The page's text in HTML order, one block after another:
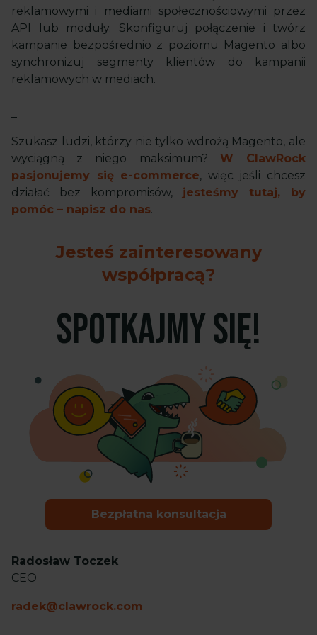
reklamowymi i mediami społecznościowymi przez
API lub moduły. Skonfiguruj połączenie i twórz
kampanie bezpośrednio z poziomu Magento albo
synchronizuj segmenty klientów do kampanii
reklamowych w mediach.
Szukasz ludzi, którzy nie tylko wdrożą Magento, ale
wyciągną z niego maksimum? W ClawRock
pasjonujemy się e-commerce, więc jeśli chcesz
działać bez kompromisów, jesteśmy tutaj, by
pomóc – napisz do nas.
Jesteś zainteresowany
współpracą?
SPOTKAJMY SIĘ!
Bezpłatna konsultacja
Radosław Toczek
CEO
radek@clawrock.com